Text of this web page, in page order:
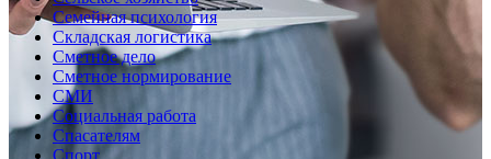
Семейная психология
Складская логистика
Сметное дело
Сметное нормирование
СМИ
Социальная работа
Спасателям
Спорт